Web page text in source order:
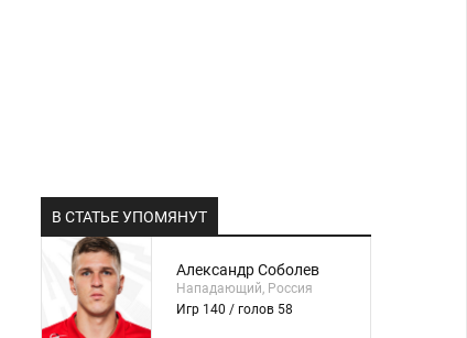
В СТАТЬЕ УПОМЯНУТ
Александр Соболев
Нападающий, Россия
Игр 140 / голов 58